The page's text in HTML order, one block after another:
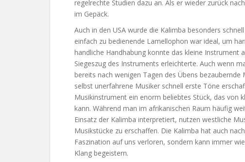
regelrechte Studien dazu an. Als er wieder zurück
im Gepäck.
Auch in den USA wurde die Kalimba besonders
einfach zu bedienende Lamellophon war ideal, um
handliche Handhabung konnte das kleine Instrument
Siegeszug des Instruments erleichterte. Auch wenn
bereits nach wenigen Tagen des Übens
selbst unerfahrene Musiker schnell erste Töne
Musikinstrument ein enorm beliebtes Stück, das von
kann. Während man im afrikanischen Raum häufig
Einsatz der Kalimba interpretiert, nutzen westliche
Musikstücke zu erschaffen. Die Kalimba hat auch
Faszination auf uns verloren, sondern kann immer
Klang begeistern.